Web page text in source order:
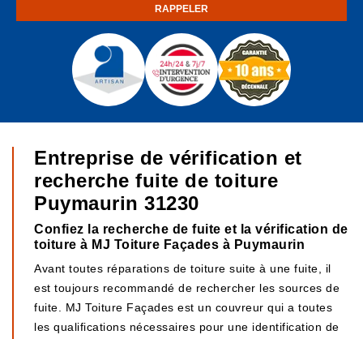
Entreprise de vérification et
recherche fuite de toiture
Puymaurin 31230
Confiez la recherche de fuite et la vérification de
toiture à MJ Toiture Façades à Puymaurin
Avant toutes réparations de toiture suite à une fuite, il
est toujours recommandé de rechercher les sources de
fuite. MJ Toiture Façades est un couvreur qui a toutes
les qualifications nécessaires pour une identification de